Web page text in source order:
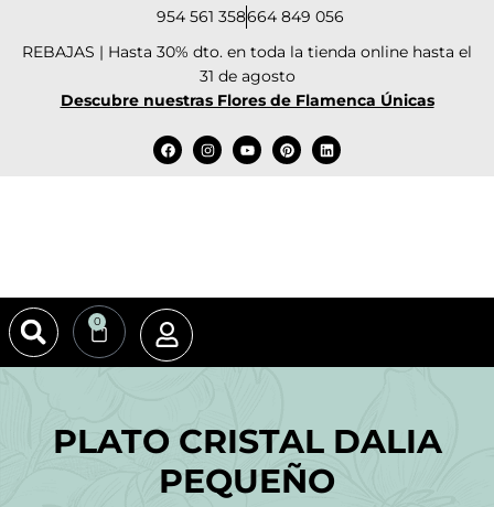
954 561 358664 849 056
REBAJAS | Hasta 30% dto. en toda la tienda online hasta el
31 de agosto
Descubre nuestras Flores de Flamenca Únicas
0
PLATO CRISTAL DALIA
PEQUEÑO